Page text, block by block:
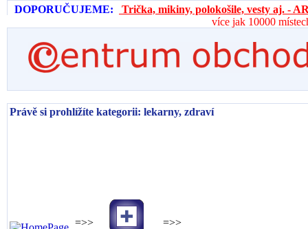
DOPORUČUJEME:
Trička, mikiny, polokošile, vesty aj. -
více jak 10000
Právě si prohlížíte kategorii: lekarny, zdraví
=>>
=>>